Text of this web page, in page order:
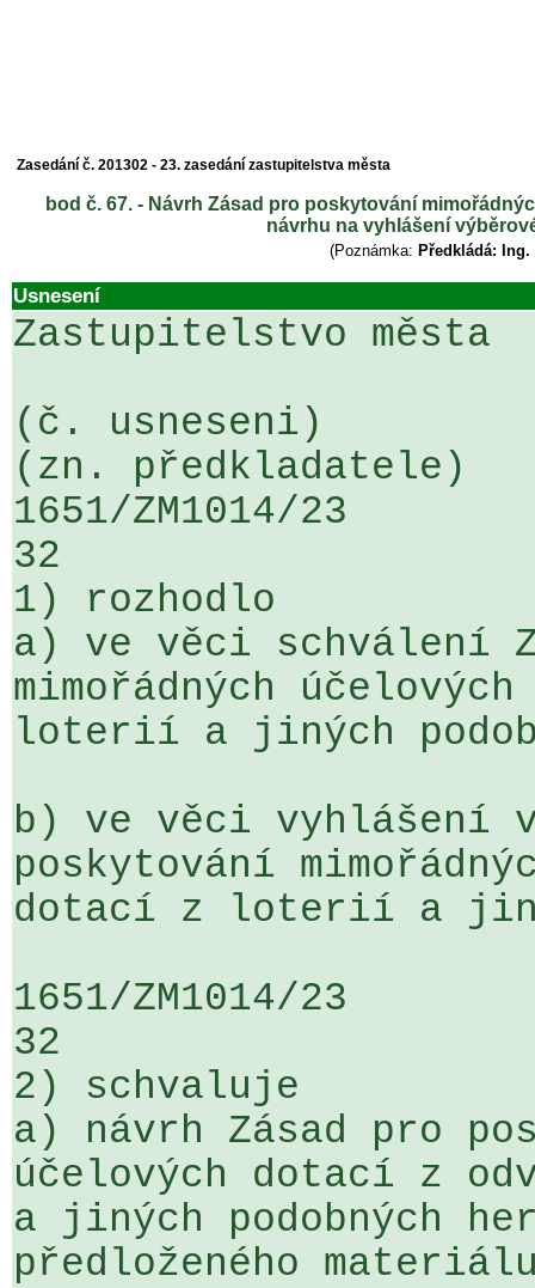
Zasedání č. 201302 - 23. zasedání zastupitelstva města
bod č. 67. - Návrh Zásad pro poskytování
návrhu na vyhlášení
(Poznámka: Předkládá:
Usnesení
Zastupitelstvo města
(č. usneseni)
(zn. předkladatele)
1651/ZM1014/23
32
1) rozhodlo
a) ve věci schválení
mimořádných
loterií a jiných
b) ve věci vyhlášení
poskytování
dotací z loterií a
1651/ZM1014/23
32
2) schvaluje
a) návrh Zásad pro
účelových dotací z
a jiných podobných
předloženého